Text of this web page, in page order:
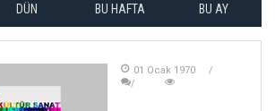
DÜN BU HAFTA BU AY
01 Ocak 1970